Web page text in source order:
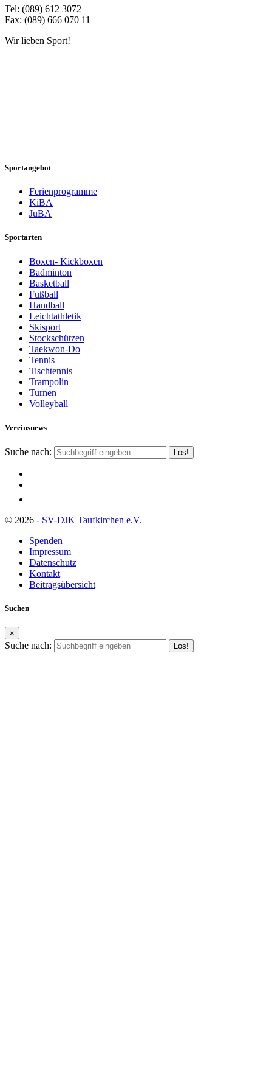
Tel: (089) 612 3072
Fax: (089) 666 070 11
Wir lieben Sport!
Sportangebot
Ferienprogramme
KiBA
JuBA
Sportarten
Boxen- Kickboxen
Badminton
Basketball
Fußball
Handball
Leichtathletik
Skisport
Stockschützen
Taekwon-Do
Tennis
Tischtennis
Trampolin
Turnen
Volleyball
Vereinsnews
Suche nach:
© 2026 - SV-DJK Taufkirchen e.V.
Spenden
Impressum
Datenschutz
Kontakt
Beitragsübersicht
Suchen
×
Suche nach: